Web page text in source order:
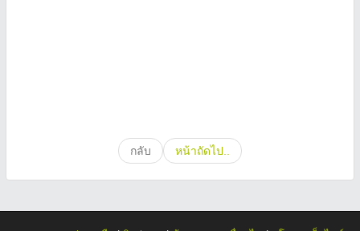
กลับ หน้าถัดไป..